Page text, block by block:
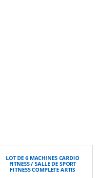
LOT DE 6 MACHINES CARDIO
FITNESS / SALLE DE SPORT
FITNESS COMPLETE ARTIS